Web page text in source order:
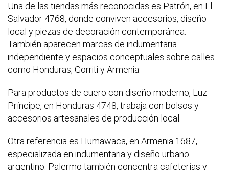
Una de las tiendas más reconocidas es Patrón, en El
Salvador 4768, donde conviven accesorios, diseño
local y piezas de decoración contemporánea.
También aparecen marcas de indumentaria
independiente y espacios conceptuales sobre calles
como Honduras, Gorriti y Armenia.
Para productos de cuero con diseño moderno, Luz
Príncipe, en Honduras 4748, trabaja con bolsos y
accesorios artesanales de producción local.
Otra referencia es Humawaca, en Armenia 1687,
especializada en indumentaria y diseño urbano
argentino. Palermo también concentra cafeterías y